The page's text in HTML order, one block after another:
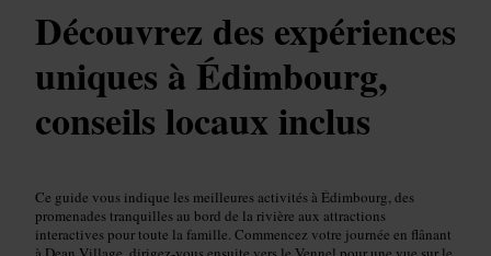
Découvrez des expériences
uniques à Édimbourg,
conseils locaux inclus
Ce guide vous indique les meilleures activités à Édimbourg, des
promenades tranquilles au bord de la rivière aux attractions
interactives pour toute la famille. Commencez votre journée en flânant